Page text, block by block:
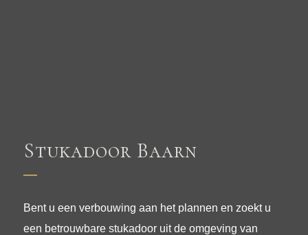
Stukadoor Baarn
Bent u een verbouwing aan het plannen en zoekt u
een betrouwbare stukadoor uit de omgeving van